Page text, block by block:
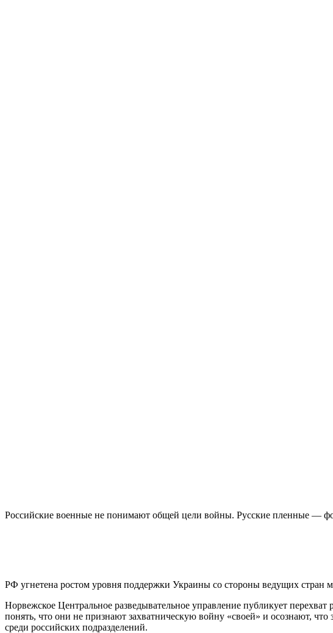
Российские военные не понимают общей цели войны. Русские пленные —
РФ угнетена ростом уровня поддержки Украины со стороны ведущих стран
Норвежское Центральное разведывательное управление публикует
понять, что они не признают захватническую войну «своей» и осознают,
среди российских подразделений.